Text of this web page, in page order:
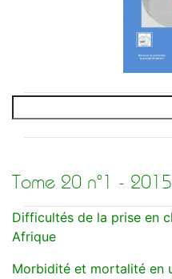
Tome 20 n°1 - 2015
Difficultés de la prise en
Afrique
Morbidité et mortalité en